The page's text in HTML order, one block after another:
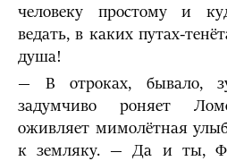
человеку простому и
ведать, в каких путах-
душа!
— В отроках, бывало,
задумчиво роняет
оживляет мимолётная
к земляку. — Да и ты,